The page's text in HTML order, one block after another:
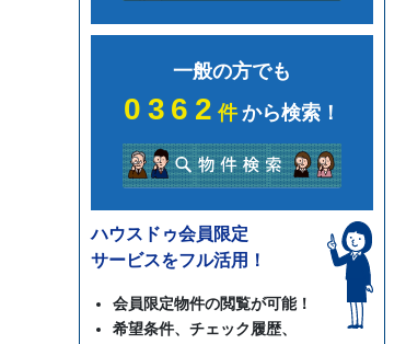
一般の方でも
0362件から検索！
ハウスドゥ会員限定
サービスをフル活用！
会員限定物件の閲覧が可能！
希望条件、チェック履歴、